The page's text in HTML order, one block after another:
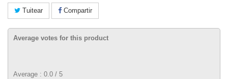
Tuitear Compartir
Average votes for this product
Average : 0.0 / 5